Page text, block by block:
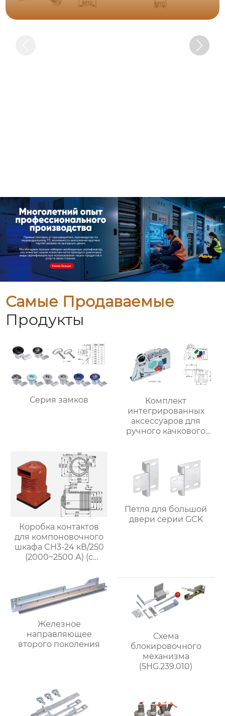
Самые Продаваемые
Продукты
Серия замков
Комплект
интегрированных
аксессуаров для
ручного качкового
Коробка контактов
для компоновочного
шкафа CH3-24 кВ/250
(2000~2500 А) (с
экранирования)
Петля для большой
двери серии GCK
Железное
направляющее
второго поколения
Схема
блокировочного
механизма
(5HG.239.010)